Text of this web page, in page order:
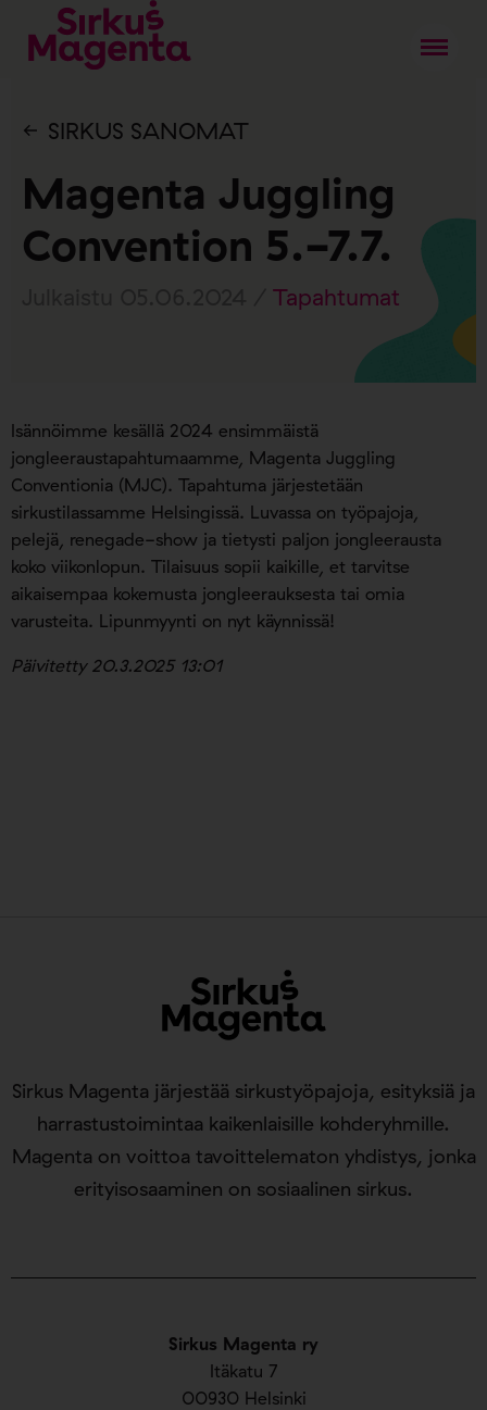
SIRKUS SANOMAT
Magenta Juggling
Convention 5.-7.7.
Tapahtumat
Isännöimme kesällä 2024 ensimmäistä
jongleeraustapahtumaamme, Magenta Juggling
Conventionia (MJC). Tapahtuma järjestetään
sirkustilassamme Helsingissä. Luvassa on työpajoja,
pelejä, renegade-show ja tietysti paljon jongleerausta
koko viikonlopun. Tilaisuus sopii kaikille, et tarvitse
aikaisempaa kokemusta jongleerauksesta tai omia
varusteita. Lipunmyynti on nyt käynnissä!
Päivitetty 20.3.2025 13:01
Sirkus Magenta ry
Itäkatu 7
00930 Helsinki
Sirkus Magenta järjestää sirkustyöpajoja, esityksiä ja
harrastustoimintaa kaikenlaisille kohderyhmille.
Magenta on voittoa tavoittelematon yhdistys, jonka
erityisosaaminen on sosiaalinen sirkus.